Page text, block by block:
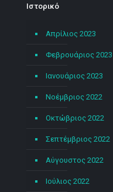
Ιστορικό
Απρίλιος 2023
Φεβρουάριος 2023
Ιανουάριος 2023
Νοέμβριος 2022
Οκτώβριος 2022
Σεπτέμβριος 2022
Αύγουστος 2022
Ιούλιος 2022